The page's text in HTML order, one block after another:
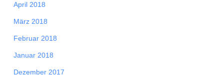
April 2018
März 2018
Februar 2018
Januar 2018
Dezember 2017